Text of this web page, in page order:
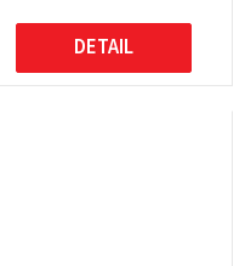
DETAIL